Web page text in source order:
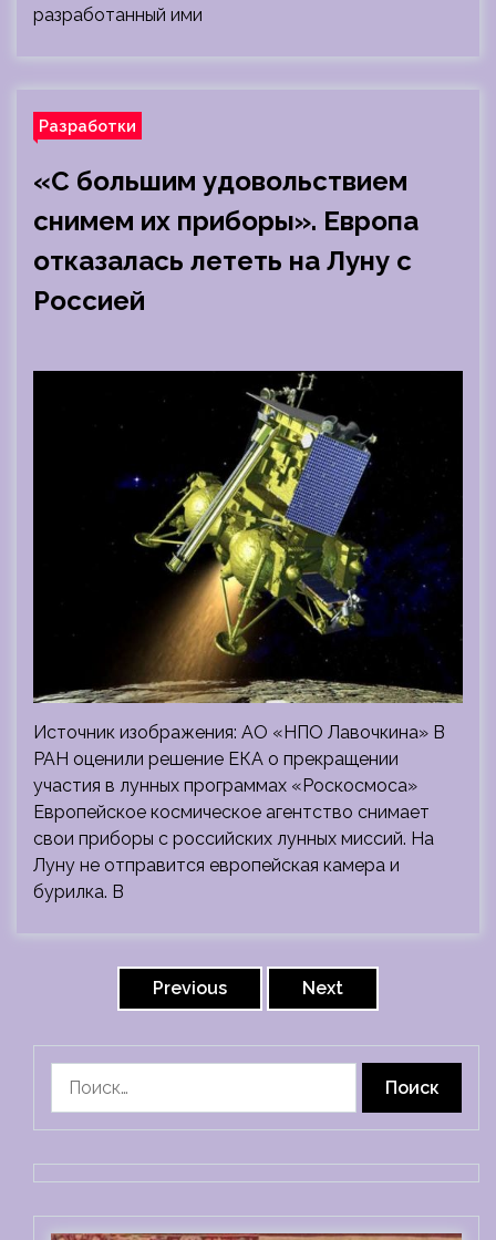
разработанный ими
Разработки
«С большим удовольствием
снимем их приборы». Европа
отказалась лететь на Луну с
Россией
Источник изображения: АО «НПО Лавочкина» В
РАН оценили решение ЕКА о прекращении
участия в лунных программах «Роскосмоса»
Европейское космическое агентство снимает
свои приборы с российских лунных миссий. На
Луну не отправится европейская камера и
бурилка. В
Previous Next